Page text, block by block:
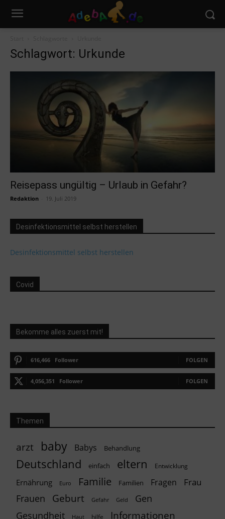
Schlagwort: Urkunde
Reisepass ungültig – Urlaub in Gefahr?
Redaktion 19. Juli 2019
Desinfektionsmittel selbst herstellen
Desinfektionsmittel selbst herstellen
Covid
Bekomme alles zuerst mit!
616,466 Follower FOLGEN
4,056,351 Follower FOLGEN
Themen
arzt baby Babys Behandlung
Deutschland einfach eltern Entwicklung
Ernährung Euro Familie Familien Fragen Frau
Frauen Geburt Gefahr Geld
Gen
Gesundheit
Haut hilfe Informationen